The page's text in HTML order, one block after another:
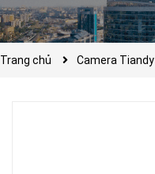
Trang chủ Camera Tiandy